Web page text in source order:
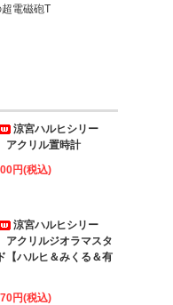
電磁砲T
涼宮ハルヒシリー
クリル置時計
円(税込)
涼宮ハルヒシリー
クリルジオラマスタ
【ハルヒ＆みくる＆有
円(税込)